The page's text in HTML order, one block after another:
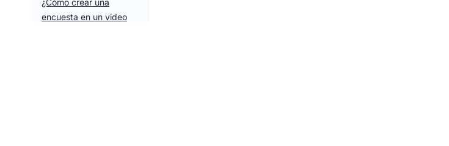
¿Cómo crear una
encuesta en un video